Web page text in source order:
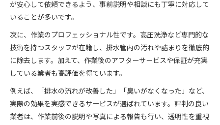
が安心して依頼できるよう、事前説明や相談にも丁寧に対応して
いることが多いです。
次に、作業のプロフェッショナル性です。高圧洗浄など専門的な
技術を持つスタッフが在籍し、排水管内の汚れや詰まりを徹底的
に除去します。加えて、作業後のアフターサービスや保証が充実
している業者も高評価を得ています。
例えば、「排水の流れが改善した」「臭いがなくなった」など、
実際の効果を実感できるサービスが選ばれています。評判の良い
業者は、作業前後の説明や写真による報告も行い、透明性を重視